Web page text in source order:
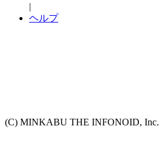
|
ヘルプ
(C) MINKABU THE INFONOID, Inc.